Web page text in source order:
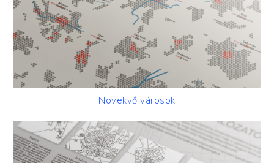
Növekvő városok